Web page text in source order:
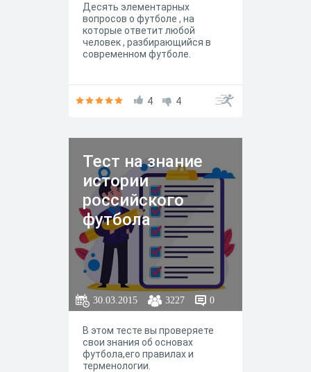
Десять элементарных
вопросов о футболе , на
которые ответит любой
человек , разбирающийся в
современном футболе.
4 4
Тест на знание
истории
российского
футбола
30.03.2015 3227 0
В этом тесте вы проверяете
свои знания об основах
футбола,его правилах и
терменологии.